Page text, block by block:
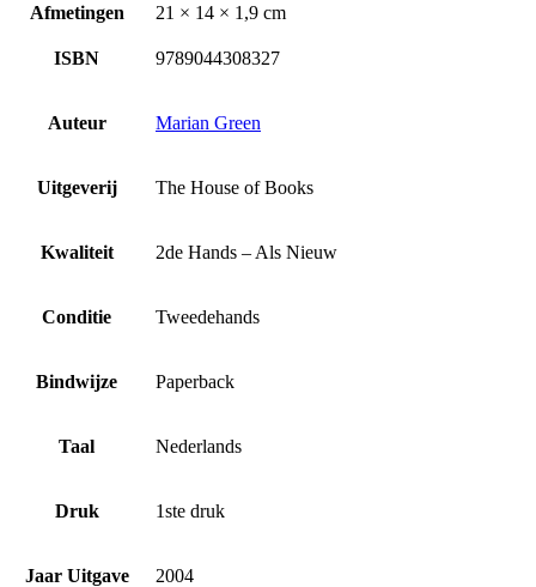
Afmetingen 21 × 14 × 1,9 cm
ISBN 9789044308327
Auteur Marian Green
Uitgeverij The House of Books
Kwaliteit 2de Hands – Als Nieuw
Conditie Tweedehands
Bindwijze Paperback
Taal Nederlands
Druk 1ste druk
Jaar Uitgave 2004